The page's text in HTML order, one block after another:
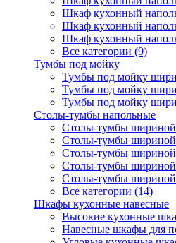
Шкаф кухонный
Шкаф кухонный
Шкаф кухонный
Все категории (9)
Тумбы под мойку
Тумбы под мойку
Тумбы под мойку
Тумбы под мойку
Столы-тумбы напольные
Столы-тумбы
Столы-тумбы
Столы-тумбы
Столы-тумбы
Столы-тумбы
Все категории (14)
Шкафы кухонные навесные
Высокие кухонные
Навесные шкафы для